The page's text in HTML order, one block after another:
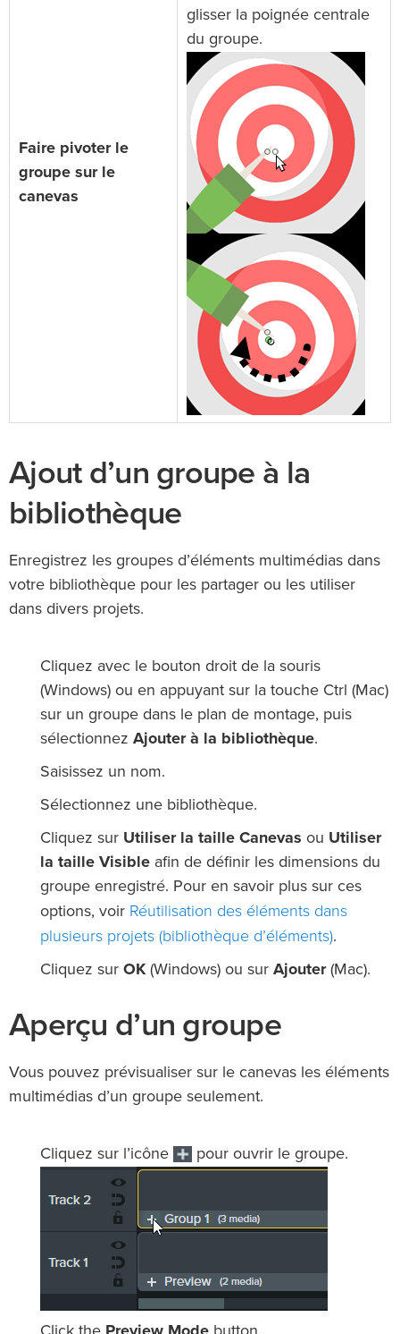
Faire pivoter le
groupe sur le
canevas
glisser la poignée centrale
du groupe.
Ajout d’un groupe à la
bibliothèque
Enregistrez les groupes d’éléments multimédias dans
votre bibliothèque pour les partager ou les utiliser
dans divers projets.
Cliquez avec le bouton droit de la souris
(Windows) ou en appuyant sur la touche Ctrl (Mac)
sur un groupe dans le plan de montage, puis
sélectionnez Ajouter à la bibliothèque.
Saisissez un nom.
Sélectionnez une bibliothèque.
Cliquez sur Utiliser la taille Canevas ou Utiliser
la taille Visible afin de définir les dimensions du
groupe enregistré. Pour en savoir plus sur ces
options, voir Réutilisation des éléments dans
plusieurs projets (bibliothèque d’éléments).
Cliquez sur OK(Windows) ou sur Ajouter(Mac).
Aperçu d’un groupe
Vous pouvez prévisualiser sur le canevas les éléments
multimédias d’un groupe seulement.
Cliquez sur l’icône pour ouvrir le groupe.